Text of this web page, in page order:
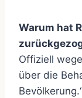
Warum hat
Offiziell
über die